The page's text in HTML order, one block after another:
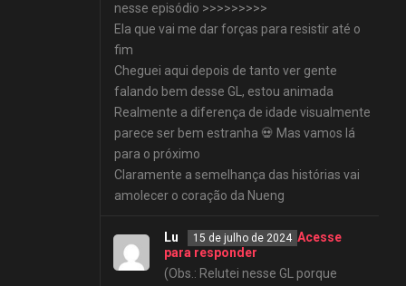
nesse episódio >>>>>>>>>
Ela que vai me dar forças para resistir até o
fim
Cheguei aqui depois de tanto ver gente
falando bem desse GL, estou animada
Realmente a diferença de idade visualmente
parece ser bem estranha 💀 Mas vamos lá
para o próximo
Claramente a semelhança das histórias vai
amolecer o coração da Nueng
Lu 15 de julho de 2024 Acesse
para responder
(Obs.: Relutei nesse GL porque